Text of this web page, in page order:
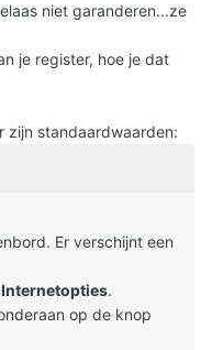
niet garanderen...ze
je register, hoe je dat
zijn standaardwaarden:
Er verschijnt een
Internetopties.
op de knop